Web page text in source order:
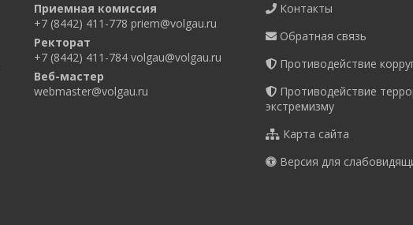
Приемная комиссия
+7 (8442) 411-778 priem@volgau.ru
Ректорат
+7 (8442) 411-784 volgau@volgau.ru
Веб-мастер
webmaster@volgau.ru
Контакты
Обратная связь
Противодействие
Противодействие
экстремизму
Карта сайта
Версия для